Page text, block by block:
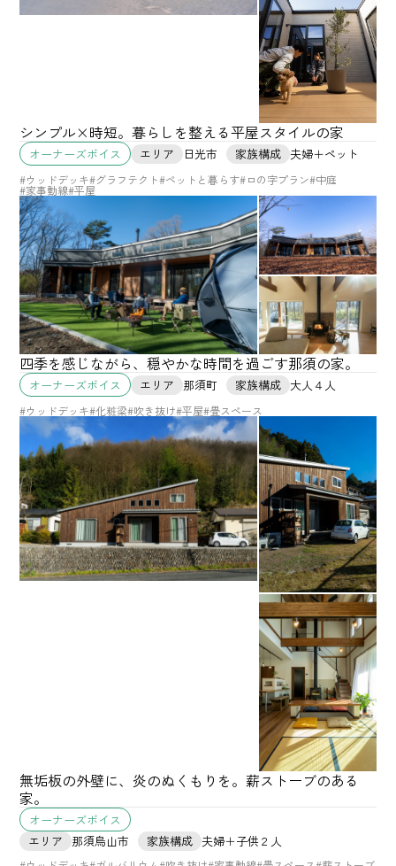
シンプル×時短。暮らしを整える平屋スタイルの家
オーナーズボイス エリア 日光市 家族構成 夫婦＋ペット
#ウッドデッキ#グラフテクト#ペットと暮らす#ロの字プラン#中庭
#家事動線#平屋
四季を感じながら、穏やかな時間を過ごす那須の家。
オーナーズボイス エリア 那須町 家族構成 大人４人
#ウッドデッキ#化粧梁#吹き抜け#平屋#畳スペース
無垢板の外壁に、炎のぬくもりを。薪ストーブのある
家。
オーナーズボイス
エリア
那須烏山市 家族構成 夫婦＋子供２人